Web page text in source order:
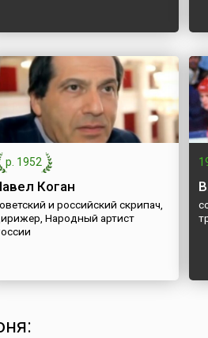
р. 1952
Коган
и российский скрипач,
Народный артист